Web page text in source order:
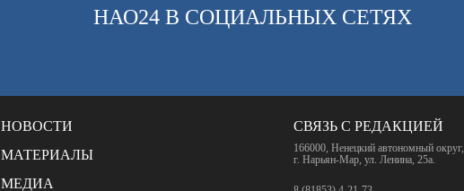
НАО24 В СОЦИАЛЬНЫХ СЕТЯХ
НОВОСТИ
МАТЕРИАЛЫ
МЕДИА
СВЯЗЬ С РЕДАКЦИЕЙ
166000, Ненецкий автономный округ,
г. Нарьян-Мар, ул. Ленина, 25а.